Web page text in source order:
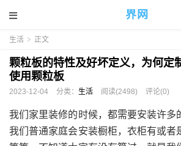
界网
生活 > 正文
颗粒板的特性及好坏定义，为何定
使用颗粒板
2023-12-04 分类： 生活 阅读(2498) 评论(0)
我们家里装修的时候，都需要安装许多
我们普通家庭会安装橱柜，衣柜有或者